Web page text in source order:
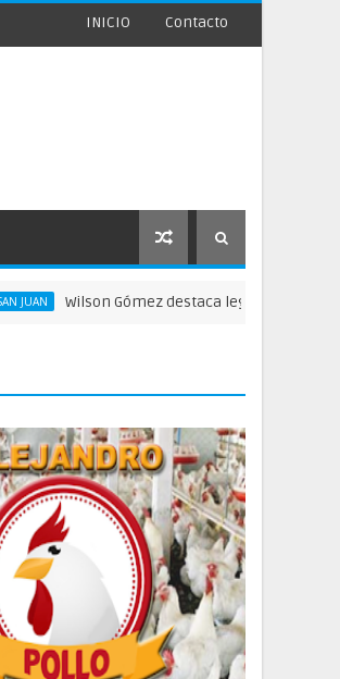
INICIO Contacto
Wilson Gómez destaca legado del general